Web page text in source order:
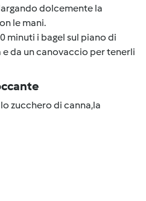
dolcemente la
le mani.
minuti i bagel sul piano di
da un canovaccio per tenerli
zucchero di canna,la